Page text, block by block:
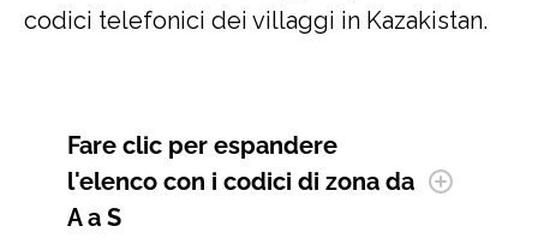
codici telefonici dei villaggi in Kazakistan.
Fare clic per espandere
l'elenco con i codici di zona da
A a S